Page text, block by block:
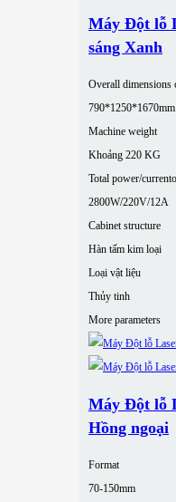
Máy Đột lỗ
sáng Xanh
Overall dimensions
790*1250*1670mm
Machine weight
Khoảng 220 KG
Total power/
2800W/220V/12A
Cabinet structure
Hàn tấm kim loại
Loại vật liệu
Thủy tinh
More parameters
Máy Đột lỗ
Hồng ngoại
Format
70-150mm